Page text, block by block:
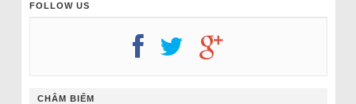
FOLLOW US
CHÂM BIẾM